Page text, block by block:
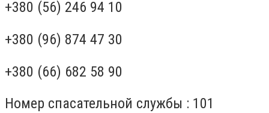
+380 (56) 246 94 10
+380 (96) 874 47 30
+380 (66) 682 58 90
Номер спасательной службы : 101